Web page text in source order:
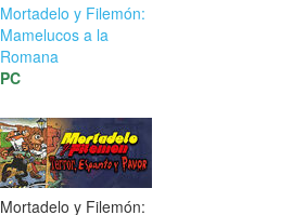
Mortadelo y Filemón:
Mamelucos a la
Romana
PC
Mortadelo y Filemón: